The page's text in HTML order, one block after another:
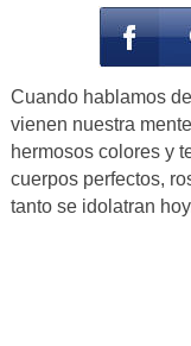
Cuando hablamos
vienen nuestra
hermosos colores y
cuerpos perfectos,
tanto se idolatran